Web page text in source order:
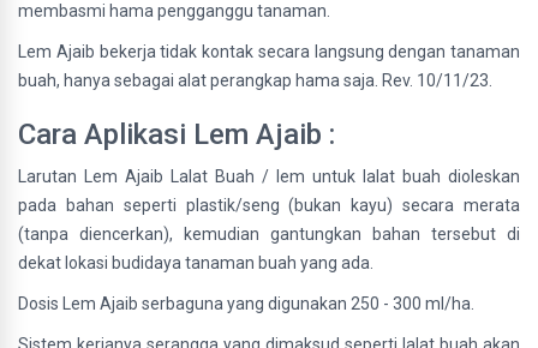
membasmi hama pengganggu tanaman.
Lem Ajaib bekerja tidak kontak secara langsung dengan tanaman
buah, hanya sebagai alat perangkap hama saja. Rev. 10/11/23.
Cara Aplikasi Lem Ajaib :
Larutan Lem Ajaib Lalat Buah / lem untuk lalat buah dioleskan
pada bahan seperti plastik/seng (bukan kayu) secara merata
(tanpa diencerkan), kemudian gantungkan bahan tersebut di
dekat lokasi budidaya tanaman buah yang ada.
Dosis Lem Ajaib serbaguna yang digunakan 250 - 300 ml/ha.